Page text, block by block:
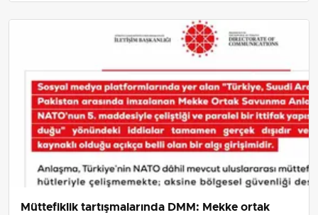
Müttefiklik tartışmalarında DMM: Mekke ortak